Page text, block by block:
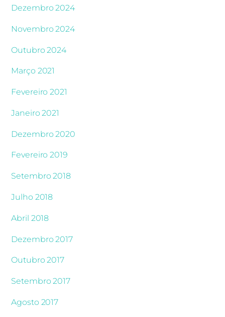
Dezembro 2024
Novembro 2024
Outubro 2024
Março 2021
Fevereiro 2021
Janeiro 2021
Dezembro 2020
Fevereiro 2019
Setembro 2018
Julho 2018
Abril 2018
Dezembro 2017
Outubro 2017
Setembro 2017
Agosto 2017